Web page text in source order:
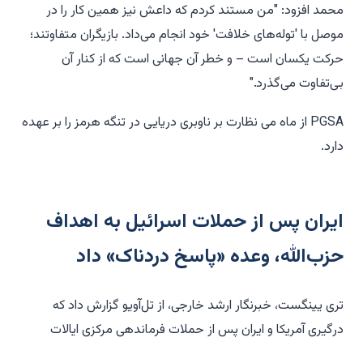
محمد افزود: "من مستند کردم که داعش نیز همین کار را در
موصل با 'توله‌های خلافت' خود انجام می‌داد. بازیگران متفاوتند؛
حرکت یکسان است – و خطر آن جهانی است که از کنار آن
بی‌تفاوت می‌گذرد."
PGSA از ماه می نظارت بر ناوبری دریایی در تنگه هرمز را بر عهده
دارد.
ایران پس از حملات اسرائیل به اهداف
حزب‌الله، وعده «پاسخ دردناک» داد
تری یینگست، خبرنگار ارشد خارجی، از تل‌آویو گزارش داد که
درگیری آمریکا و ایران پس از حملات فرماندهی مرکزی ایالات